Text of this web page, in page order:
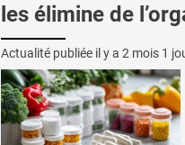
les élimine de
Actualité publiée il y a 2 mois 1